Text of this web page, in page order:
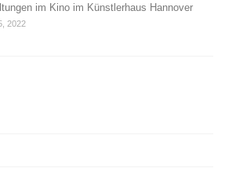
im Kino im Künstlerhaus Hannover
2022